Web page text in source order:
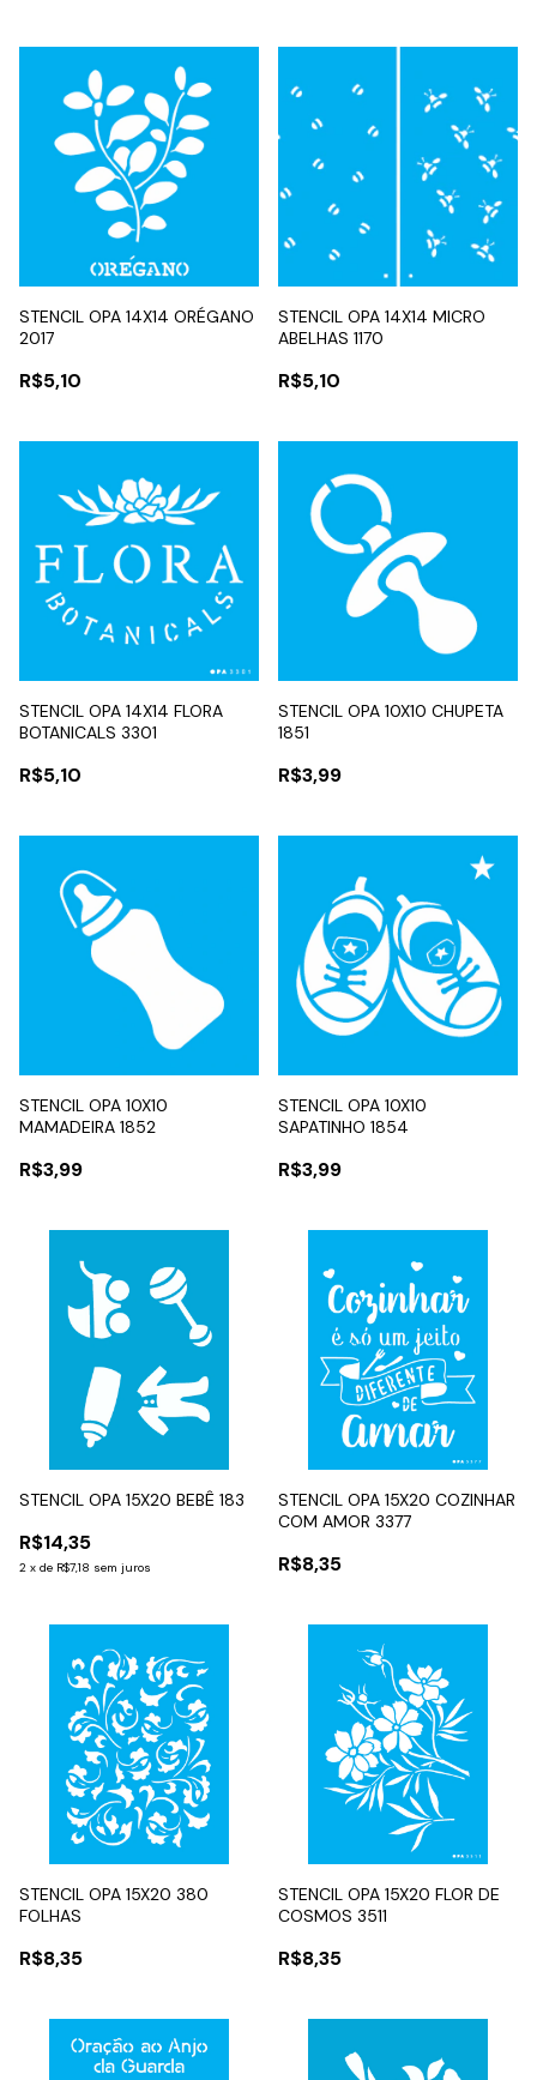
STENCIL OPA 14X14 ORÉGANO
2017
R$5,10
STENCIL OPA 14X14 MICRO
ABELHAS 1170
R$5,10
STENCIL OPA 14X14 FLORA
BOTANICALS 3301
R$5,10
STENCIL OPA 10X10 CHUPETA
1851
R$3,99
STENCIL OPA 10X10
MAMADEIRA 1852
R$3,99
STENCIL OPA 10X10
SAPATINHO 1854
R$3,99
STENCIL OPA 15X20 BEBÊ 183
R$14,35
2 x de R$7,18 sem juros
STENCIL OPA 15X20 COZINHAR
COM AMOR 3377
R$8,35
STENCIL OPA 15X20 380
FOLHAS
R$8,35
STENCIL OPA 15X20 FLOR DE
COSMOS 3511
R$8,35